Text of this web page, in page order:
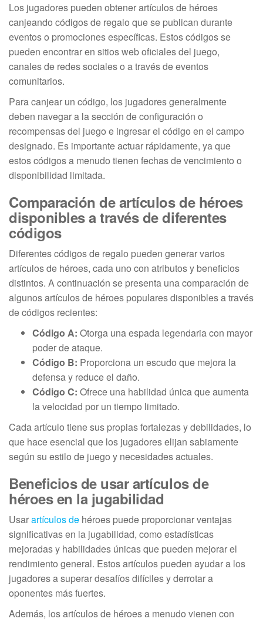
Los jugadores pueden obtener artículos de héroes
canjeando códigos de regalo que se publican durante
eventos o promociones específicas. Estos códigos se
pueden encontrar en sitios web oficiales del juego,
canales de redes sociales o a través de eventos
comunitarios.
Para canjear un código, los jugadores generalmente
deben navegar a la sección de configuración o
recompensas del juego e ingresar el código en el campo
designado. Es importante actuar rápidamente, ya que
estos códigos a menudo tienen fechas de vencimiento o
disponibilidad limitada.
Comparación de artículos de héroes
disponibles a través de diferentes
códigos
Diferentes códigos de regalo pueden generar varios
artículos de héroes, cada uno con atributos y beneficios
distintos. A continuación se presenta una comparación de
algunos artículos de héroes populares disponibles a través
de códigos recientes:
Código A: Otorga una espada legendaria con mayor
poder de ataque.
Código B: Proporciona un escudo que mejora la
defensa y reduce el daño.
Código C: Ofrece una habilidad única que aumenta
la velocidad por un tiempo limitado.
Cada artículo tiene sus propias fortalezas y debilidades, lo
que hace esencial que los jugadores elijan sabiamente
según su estilo de juego y necesidades actuales.
Beneficios de usar artículos de
héroes en la jugabilidad
Usarartículos de héroes puede proporcionar ventajas
significativas en la jugabilidad, como estadísticas
mejoradas y habilidades únicas que pueden mejorar el
rendimiento general. Estos artículos pueden ayudar a los
jugadores a superar desafíos difíciles y derrotar a
oponentes más fuertes.
Además, los artículos de héroes a menudo vienen con